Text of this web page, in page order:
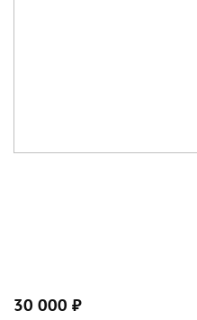
30 000 ₽